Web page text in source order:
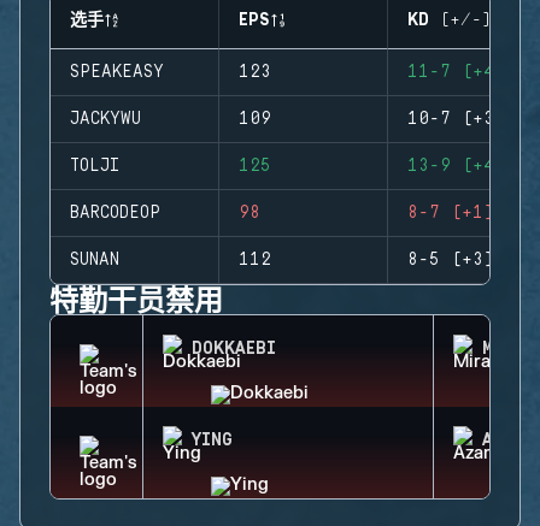
选手 EPS KD (+/-)
SPEAKEASY 123 11-7 (+4)
JACKYWU 109 10-7 (+3)
TOLJI 125 13-9 (+4)
BARCODEOP 98 8-7 (+1)
SUNAN 112 8-5 (+3)
特勤干员禁用
DOKKAEBI MIRA
YING AZAMI